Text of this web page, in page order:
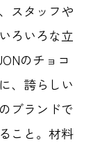
スタッフや
ろいろな立
のチョコ
、誇らしい
ブランドで
こと。材料